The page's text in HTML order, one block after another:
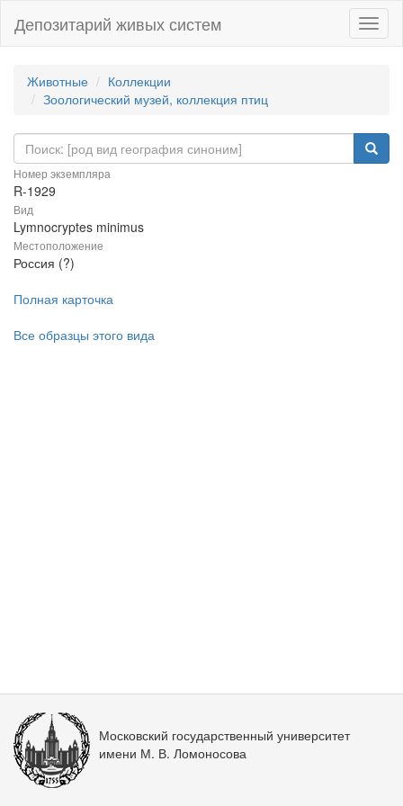
Депозитарий живых систем
Животные
Коллекции
Зоологический музей, коллекция птиц
Номер экземпляра
R-1929
Вид
Lymnocryptes minimus
Местоположение
Россия (?)
Полная карточка
Все образцы этого вида
Московский государственный университет
имени М. В. Ломоносова